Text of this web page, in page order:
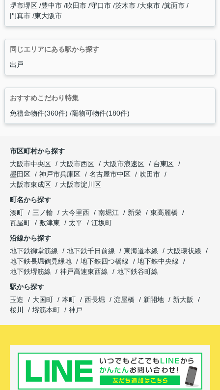
堺市堺区 豊中市 吹田市 守口市 茨木市 大東市 箕面市
門真市 東大阪市
同じエリアにある駅から探す
出戸
おすすめこだわり特集
免禮金物件(360件) 寵物可物件(180件)
市区町村から探す
大阪市中央区
大阪市西区 大阪市浪速区
台東区
墨田区
神戸市兵庫区 名古屋市中区
吹田市
大阪市東成区
大阪市淀川区
町名から探す
湊町
三ノ輪 大今里西 南堀江 新栄
東高麗橋
瓦屋町
敷津東 太平
江坂町
沿線から探す
地下鉄御堂筋線
地下鉄千日前線 東海道本線
大阪環状線
地下鉄長堀鶴見緑地
地下鉄四つ橋線
地下鉄中央線
地下鉄堺筋線
神戸高速東西線
地下鉄谷町線
駅から探す
玉造
大国町 本町 西長堀 淀屋橋 新開地
新大阪
桜川
堺筋本町 神戸